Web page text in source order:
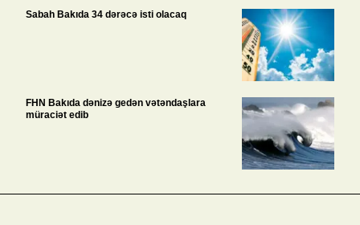
Sabah Bakıda 34 dərəcə isti olacaq
FHN Bakıda dənizə gedən vətəndaşlara
müraciət edib